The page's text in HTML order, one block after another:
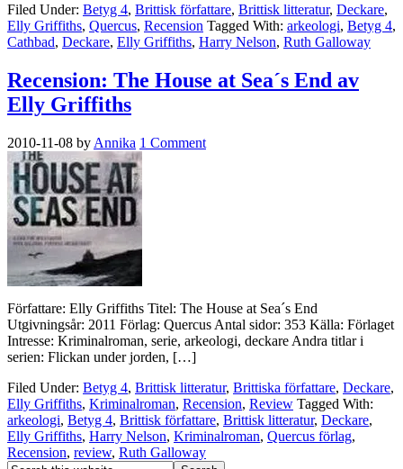
Filed Under: Betyg 4, Brittisk författare, Brittisk litteratur, Deckare,
Elly Griffiths, Quercus, Recension Tagged With: arkeologi, Betyg 4,
Cathbad, Deckare, Elly Griffiths, Harry Nelson, Ruth Galloway
Recension: The House at Sea´s End av
Elly Griffiths
2010-11-08 by Annika 1 Comment
Författare: Elly Griffiths Titel: The House at Sea´s End
Utgivningsår: 2011 Förlag: Quercus Antal sidor: 353 Källa: Förlaget
Intresse: Kriminalroman, serie, arkeologi, deckare Andra titlar i
serien: Flickan under jorden, […]
Filed Under: Betyg 4, Brittisk litteratur, Brittiska författare, Deckare,
Elly Griffiths, Kriminalroman, Recension, Review Tagged With:
arkeologi, Betyg 4, Brittisk författare, Brittisk litteratur, Deckare,
Elly Griffiths, Harry Nelson, Kriminalroman, Quercus förlag,
Recension, review, Ruth Galloway